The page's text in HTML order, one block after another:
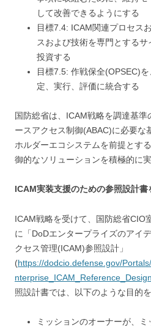
して改善できるようにする
目標7.4: ICAM関連プロセス
スおよび技術を専門とする
投資する
目標7.5: 作戦保全(OPSEC)
定、実行、評価に統合する
国防総省は、ICAM戦略を調達基
ースアクセス制御(ABAC)に必要な
ホルダーエコシステムを前提とす
御的なソリューションを積極的に
ICAM実装支援のための参照設計書
ICAM戦略を受けて、国防総省CIO
に「DoDエンタープライズのアイ
クセス管理(ICAM)参照設計」
(https://dodcio.defense.gov/
照設計書では、以下のような目的を
ミッションのオーナーが、